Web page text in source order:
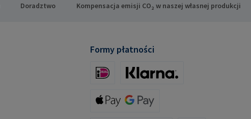
Doradztwo Kompensacja emisji CO₂ w naszej własnej produkcji
Formy płatności